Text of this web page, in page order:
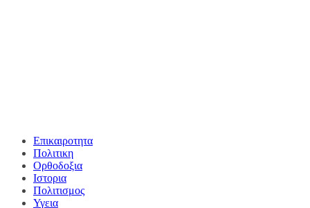
Επικαιροτητα
Πολιτικη
Ορθοδοξια
Ιστορια
Πολιτισμος
Υγεια